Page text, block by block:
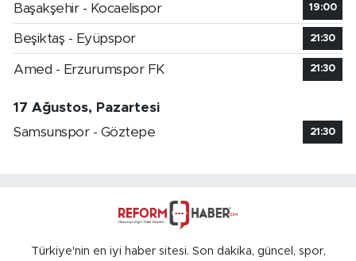
Başakşehir - Kocaelispor
19:00
Beşiktaş - Eyüpspor 21:30
Amed - Erzurumspor FK 21:30
17 Ağustos, Pazartesi
Samsunspor - Göztepe
21:30
Türkiye'nin en iyi haber sitesi. Son dakika, güncel, spor,